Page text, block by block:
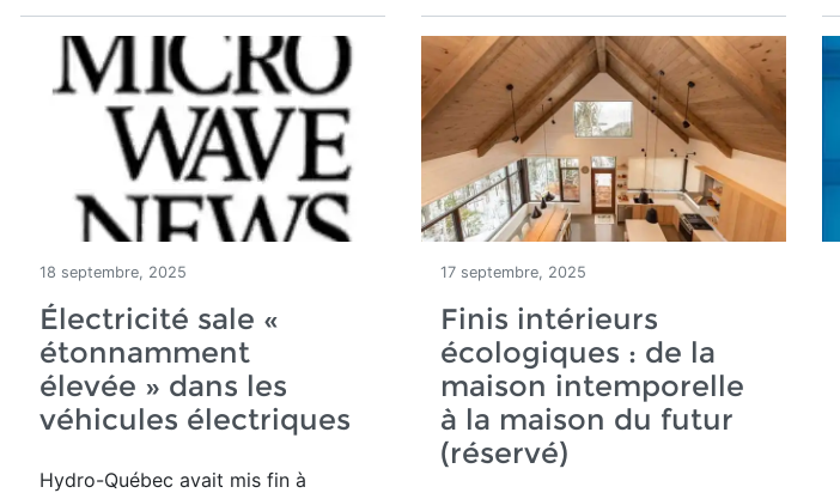
18 septembre, 2025
Électricité sale «
étonnamment
élevée » dans les
véhicules électriques
Hydro-Québec avait mis fin à
17 septembre, 2025
Finis intérieurs
écologiques : de la
maison intemporelle
à la maison du futur
(réservé)